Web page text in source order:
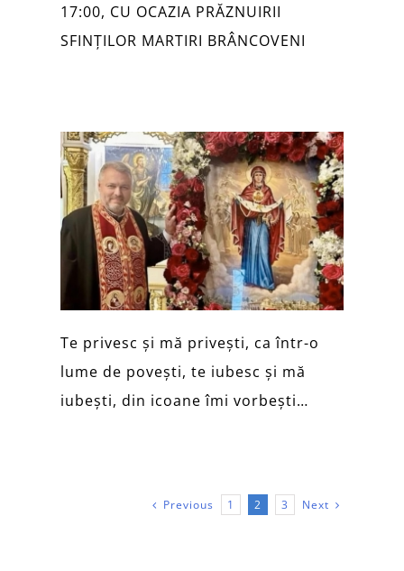
17:00, CU OCAZIA PRĂZNUIRII
SFINȚILOR MARTIRI BRÂNCOVENI
Te privesc și mă privești, ca într-o
lume de povești, te iubesc și mă
iubești, din icoane îmi vorbești…
Previous 1 2 3 Next